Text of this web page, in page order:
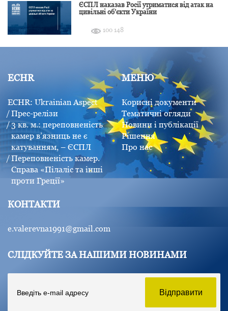
ЄСПЛ наказав Росії утриматися від атак на
цивільні об’єкти України
100 148
ECHR
ECHR: Ukrainian Aspect
Прес-релізи
3 кв. м.: переповненість
камер в’язниць не є
катуванням, – ЄСПЛ
Переповненість камер.
Справа «Пілаліс та інші
проти Греції»
МЕНЮ
Корисні документи
Тематичні огляди
Новини і публікації
Рішення
Про нас
КОНТАКТИ
e.valerevna1991@gmail.com
СЛІДКУЙТЕ ЗА НАШИМИ НОВИНАМИ